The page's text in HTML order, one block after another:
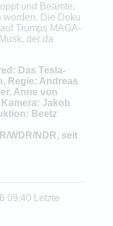
und Beamte,
worden. Die Doku
Trumps MAGA-
der da
Das Tesla-
Regie: Andreas
Anne von
Jakob
Beetz
WDR/NDR, seit
09:40 Letzte